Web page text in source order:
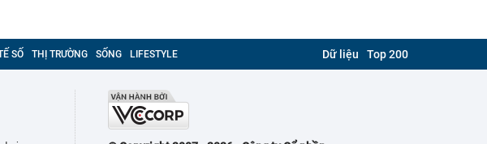
SỐ THỊ TRƯỜNG SỐNG LIFESTYLE Dữ liệu Top 200